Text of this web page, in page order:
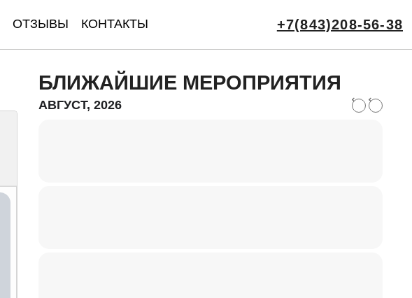
ОТЗЫВЫ КОНТАКТЫ +7(843)208-56-38
БЛИЖАЙШИЕ МЕРОПРИЯТИЯ
АВГУСТ, 2026